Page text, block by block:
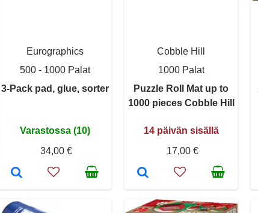
Eurographics
500 - 1000 Palat
3-Pack pad, glue, sorter
Varastossa (10)
34,00 €
Cobble Hill
1000 Palat
Puzzle Roll Mat up to
1000 pieces Cobble Hill
14 päivän sisällä
17,00 €